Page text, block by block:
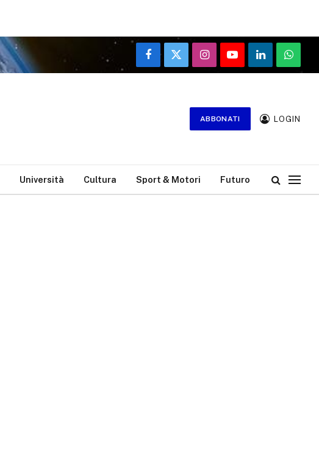
Facebook
X
(Twitter)
InstagramYouTubeLinkedIn
ABBONATI LOGIN
Università Cultura Sport & Motori Futuro